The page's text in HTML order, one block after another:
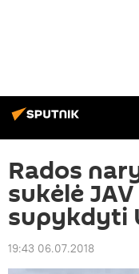
Rados
sukėlė
supykdyti
19:43 06.07.2018